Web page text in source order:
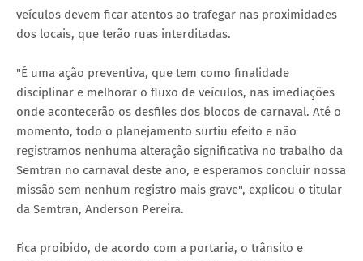
veículos devem ficar atentos ao trafegar nas proximidades
dos locais, que terão ruas interditadas.
"É uma ação preventiva, que tem como finalidade
disciplinar e melhorar o fluxo de veículos, nas imediações
onde acontecerão os desfiles dos blocos de carnaval. Até o
momento, todo o planejamento surtiu efeito e não
registramos nenhuma alteração significativa no trabalho da
Semtran no carnaval deste ano, e esperamos concluir nossa
missão sem nenhum registro mais grave", explicou o titular
da Semtran, Anderson Pereira.
Fica proibido, de acordo com a portaria, o trânsito e